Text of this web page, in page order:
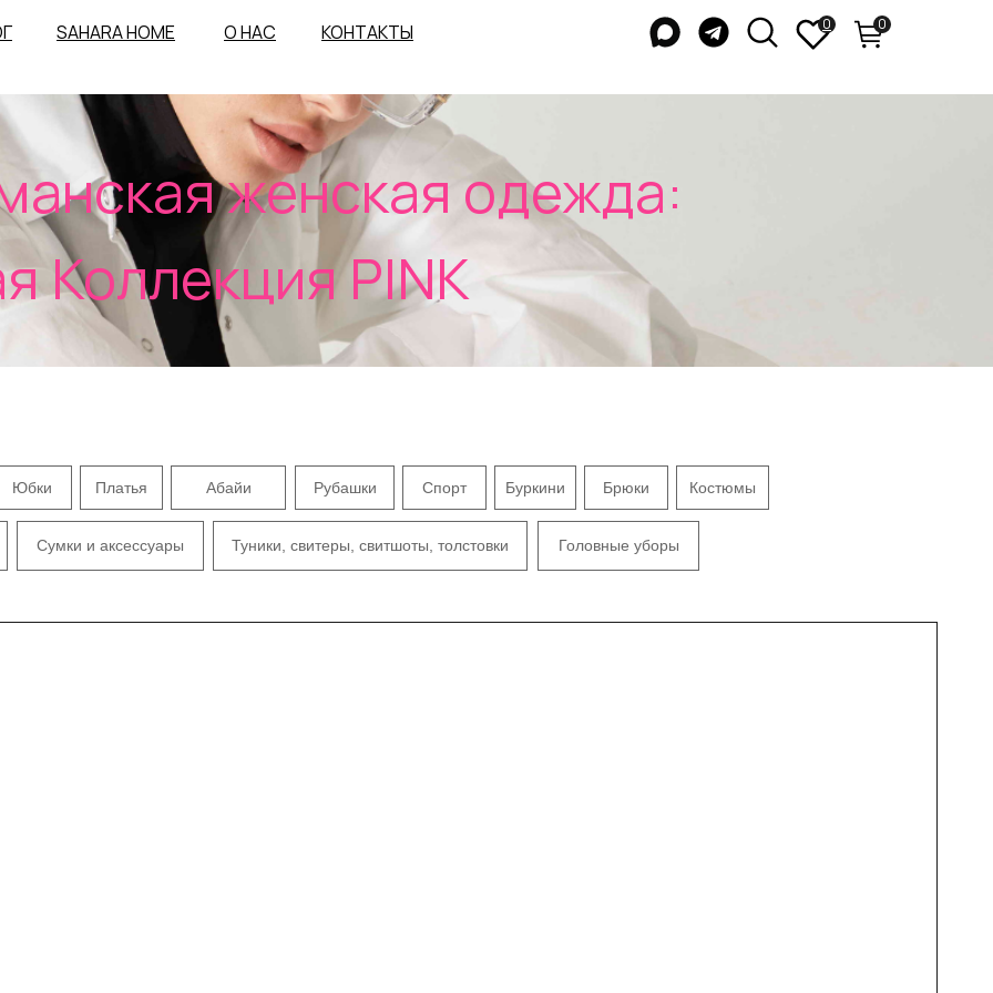
КОНТАКТЫ
О НАС
SAHARA HOME 0
0
женская одежда:
PINK
Головные уборы
Спорт Буркини
Сумки и аксессуары
Юбки Платья Абайи Рубашки Брюки
Туники, свитеры, свитшоты, толстовки
Костюмы